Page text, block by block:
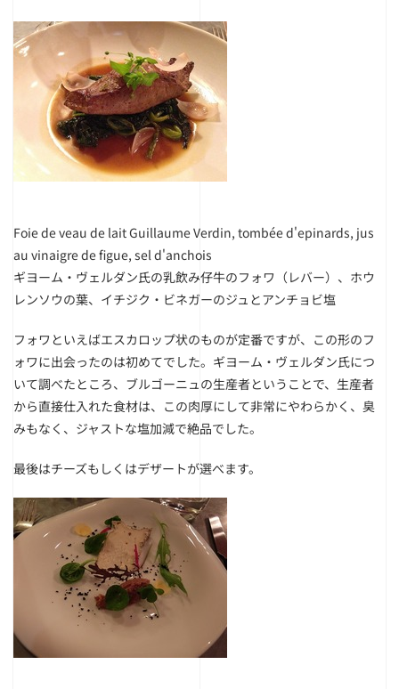
Foie de veau de lait Guillaume Verdin, tombée d'epinards, jus
au vinaigre de figue, sel d'anchois
ギヨーム・ヴェルダン氏の乳飲み仔牛のフォワ（レバー）、ホウ
レンソウの葉、イチジク・ビネガーのジュとアンチョビ塩
フォワといえばエスカロップ状のものが定番ですが、この形のフ
ォワに出会ったのは初めてでした。ギヨーム・ヴェルダン氏につ
いて調べたところ、ブルゴーニュの生産者ということで、生産者
から直接仕入れた食材は、この肉厚にして非常にやわらかく、臭
みもなく、ジャストな塩加減で絶品でした。
最後はチーズもしくはデザートが選べます。